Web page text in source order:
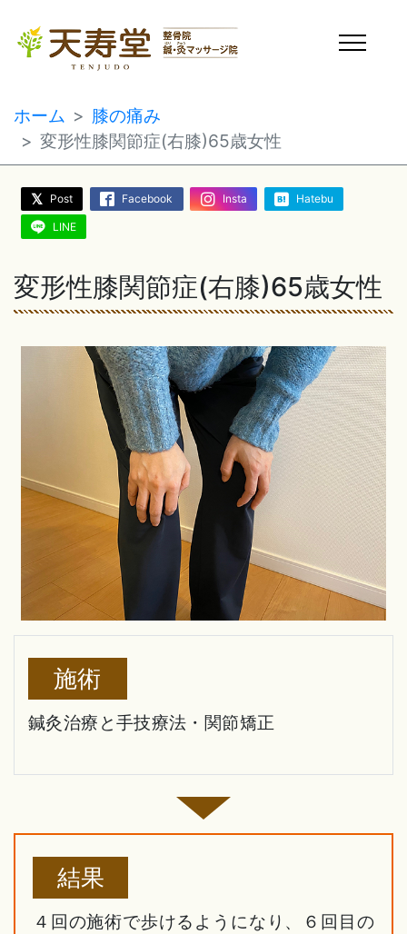
ホーム
膝の痛み
変形性膝関節症(右膝)65歳女性
Post Facebook Insta Hatebu
LINE
変形性膝関節症(右膝)65歳女性
施術
鍼灸治療と手技療法・関節矯正
結果
４回の施術で歩けるようになり、６回目の